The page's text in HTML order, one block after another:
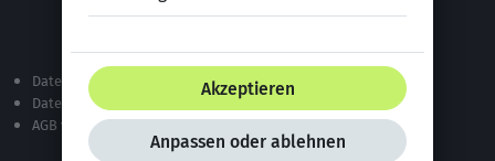
Datenschutzerklärung
Datenschutz bei XING
AGB von XING